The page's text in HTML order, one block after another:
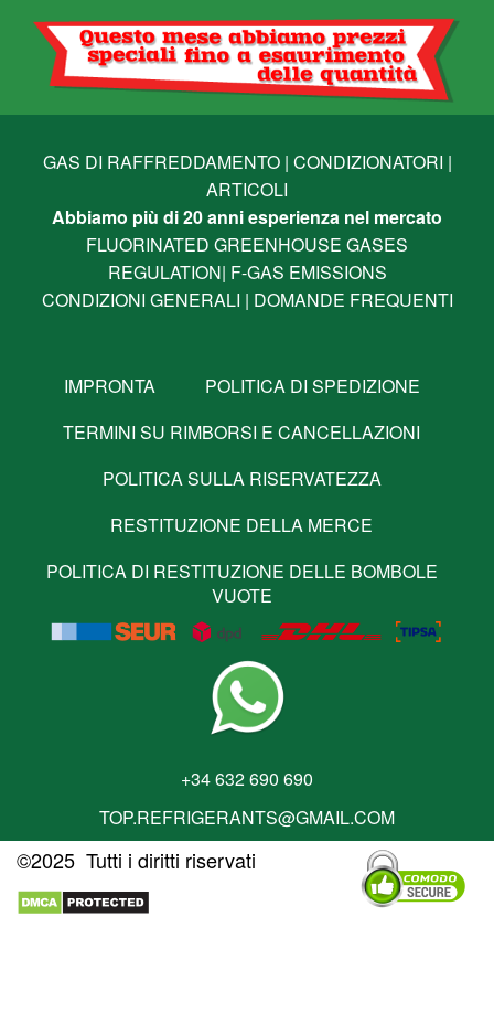
GAS DI RAFFREDDAMENTO| CONDIZIONATORI |
ARTICOLI
Abbiamo più di 20 anni esperienza nel mercato
FLUORINATED GREENHOUSE GASES
REGULATION| F-GAS EMISSIONS
CONDIZIONI GENERALI | DOMANDE FREQUENTI
IMPRONTA
POLITICA DI SPEDIZIONE
TERMINI SU RIMBORSI E CANCELLAZIONI
POLITICA SULLA RISERVATEZZA
RESTITUZIONE DELLA MERCE
POLITICA DI RESTITUZIONE DELLE BOMBOLE
VUOTE
+34 632 690 690
TOP.REFRIGERANTS@GMAIL.COM
©2025 Tutti i diritti riservati